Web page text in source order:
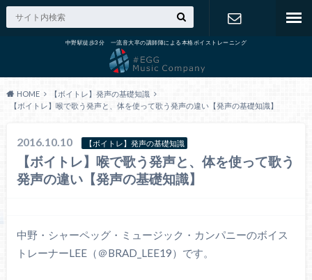
中野駅徒歩3分 一流音大卒の講師陣による本格ボイストレーニング
HOME
【ボイトレ】発声の基礎知識
【ボイトレ】喉で歌う発声と、体を使って歌う発声の違い【発声の基礎知識】
2016.10.10 【ボイトレ】発声の基礎知識
【ボイトレ】喉で歌う発声と、体を使って歌う
発声の違い【発声の基礎知識】
中野・シャーペッグ・ミュージック・カンパニーのボイス
トレーナーLEE（＠BRAD_LEE19）です。